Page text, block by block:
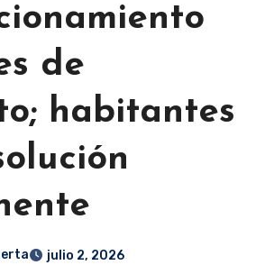
de
habitantes
julio 2, 2026